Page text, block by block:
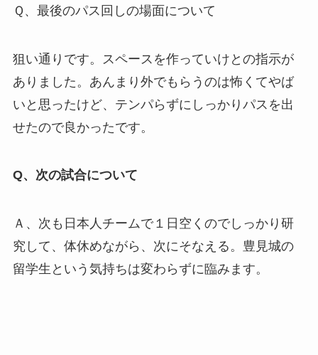
Ｑ、最後のパス回しの場面について
狙い通りです。スペースを作っていけとの指示が
ありました。あんまり外でもらうのは怖くてやば
いと思ったけど、テンパらずにしっかりパスを出
せたので良かったです。
Q、次の試合について
Ａ、次も日本人チームで１日空くのでしっかり研
究して、体休めながら、次にそなえる。豊見城の
留学生という気持ちは変わらずに臨みます。